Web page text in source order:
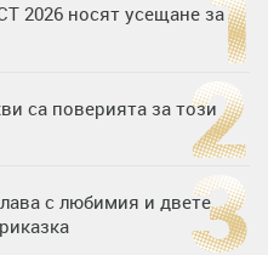
2026 носят усещане за
са поверията за този
с любимия и двете